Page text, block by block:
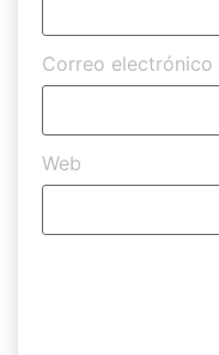
Correo electrónico
Web